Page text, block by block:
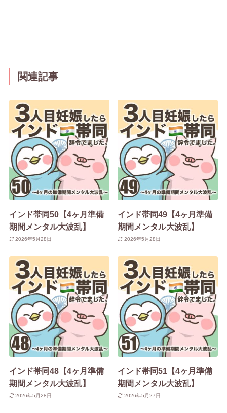
関連記事
インド帯同50【4ヶ月準備
期間メンタル大波乱】
2026年5月28日
インド帯同49【4ヶ月準備
期間メンタル大波乱】
2026年5月28日
インド帯同48【4ヶ月準備
期間メンタル大波乱】
2026年5月28日
インド帯同51【4ヶ月準備
期間メンタル大波乱】
2026年5月27日